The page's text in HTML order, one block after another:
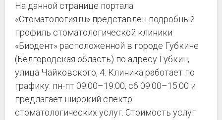
На данной странице портала
«Стоматология.ru» представлен подробный
профиль стоматологической клиники
«Биодент» расположенной в городе Губкине
(Белгородская область) по адресу Губкин,
улица Чайковского, 4. Клиника работает по
графику: пн-пт 09:00–19:00, сб 09:00–15:00 и
предлагает широкий спектр
стоматологических услуг. Стоимость услуг